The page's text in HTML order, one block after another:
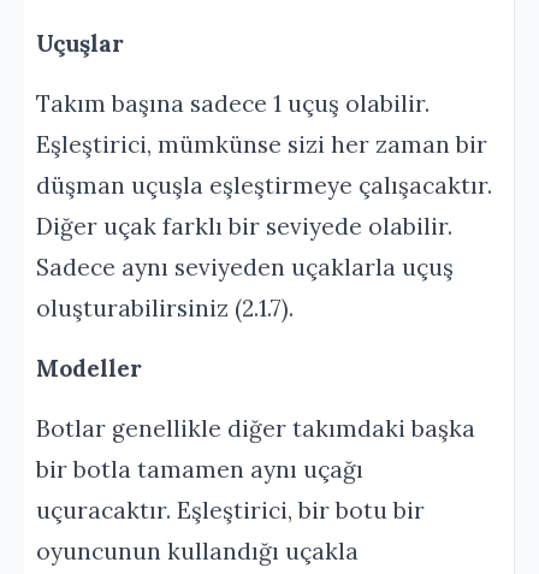
Uçuşlar
Takım başına sadece 1 uçuş olabilir.
Eşleştirici, mümkünse sizi her zaman bir
düşman uçuşla eşleştirmeye çalışacaktır.
Diğer uçak farklı bir seviyede olabilir.
Sadece aynı seviyeden uçaklarla uçuş
oluşturabilirsiniz (2.1.7).
Modeller
Botlar genellikle diğer takımdaki başka
bir botla tamamen aynı uçağı
uçuracaktır. Eşleştirici, bir botu bir
oyuncunun kullandığı uçakla